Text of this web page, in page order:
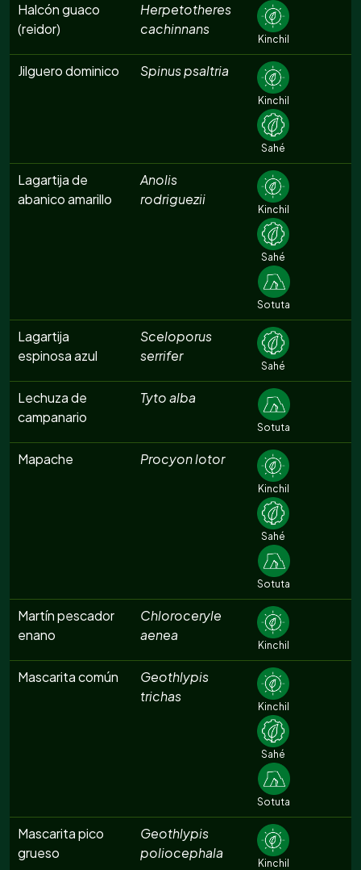
Halcón guaco
(reidor)
Herpetotheres
cachinnans
Kinchil
Jilguero dominico Spinus psaltria
Kinchil
Sahé
Lagartija de
abanico amarillo
Anolis
rodriguezii
Kinchil
Sahé
Sotuta
Lagartija
espinosa azul
Sceloporus
serrifer
Sahé
Lechuza de
campanario
Tyto alba
Sotuta
Mapache Procyon lotor
Kinchil
Sahé
Sotuta
Martín pescador
enano
Chloroceryle
aenea
Kinchil
Mascarita común
Geothlypis
trichas
Kinchil
Sahé
Sotuta
Mascarita pico
grueso
Geothlypis
poliocephala
Kinchil